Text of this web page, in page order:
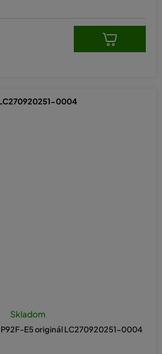
E5 originál LC270920251-0004
Skladom
0004